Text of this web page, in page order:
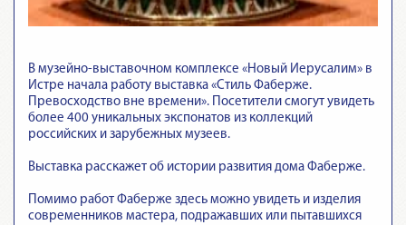
В музейно-выставочном комплексе «Новый Иерусалим» в
Истре начала работу выставка «Стиль Фаберже.
Превосходство вне времени». Посетители смогут увидеть
более 400 уникальных экспонатов из коллекций
российских и зарубежных музеев.
Выставка расскажет об истории развития дома Фаберже.
Помимо работ Фаберже здесь можно увидеть и изделия
современников мастера, подражавших или пытавшихся